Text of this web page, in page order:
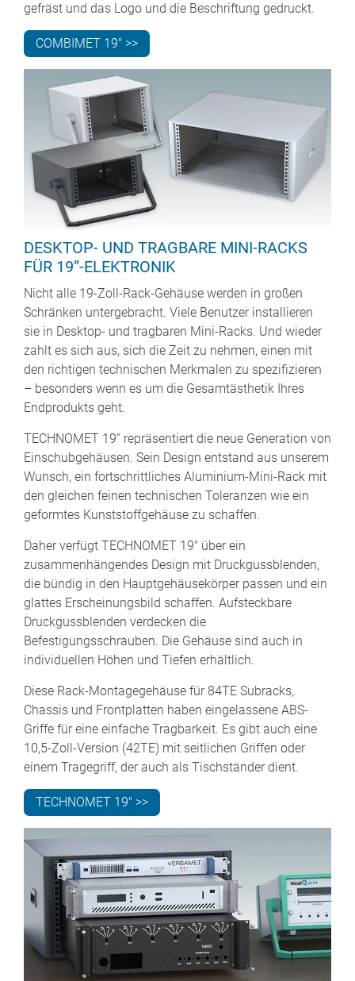
gefräst und das Logo und die Beschriftung gedruckt.
COMBIMET 19" >>
DESKTOP- UND TRAGBARE MINI-RACKS
FÜR 19”-ELEKTRONIK
Nicht alle 19-Zoll-Rack-Gehäuse werden in großen
Schränken untergebracht. Viele Benutzer installieren
sie in Desktop- und tragbaren Mini-Racks. Und wieder
zahlt es sich aus, sich die Zeit zu nehmen, einen mit
den richtigen technischen Merkmalen zu spezifizieren
– besonders wenn es um die Gesamtästhetik Ihres
Endprodukts geht.
TECHNOMET 19“ repräsentiert die neue Generation von
Einschubgehäusen. Sein Design entstand aus unserem
Wunsch, ein fortschrittliches Aluminium-Mini-Rack mit
den gleichen feinen technischen Toleranzen wie ein
geformtes Kunststoffgehäuse zu schaffen.
Daher verfügt TECHNOMET 19″ über ein
zusammenhängendes Design mit Druckgussblenden,
die bündig in den Hauptgehäusekörper passen und ein
glattes Erscheinungsbild schaffen. Aufsteckbare
Druckgussblenden verdecken die
Befestigungsschrauben. Die Gehäuse sind auch in
individuellen Höhen und Tiefen erhältlich.
Diese Rack-Montagegehäuse für 84TE Subracks,
Chassis und Frontplatten haben eingelassene ABS-
Griffe für eine einfache Tragbarkeit. Es gibt auch eine
10,5-Zoll-Version (42TE) mit seitlichen Griffen oder
einem Tragegriff, der auch als Tischständer dient.
TECHNOMET 19" >>